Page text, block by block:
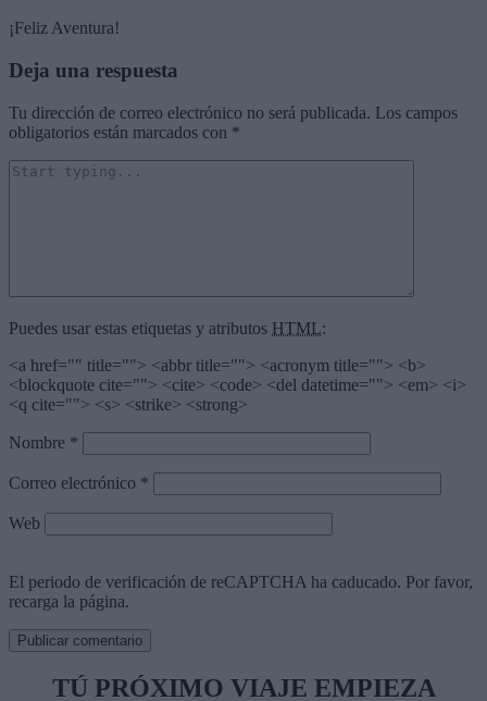
¡Feliz Aventura!
Deja una respuesta
Tu dirección de correo electrónico no será publicada. Los campos
obligatorios están marcados con *
Puedes usar estas etiquetas y atributos HTML:
<a href="" title=""> <abbr title=""> <acronym title=""> <b>
<blockquote cite=""> <cite> <code> <del datetime=""> <em> <i>
<q cite=""> <s> <strike> <strong>
Nombre *
Correo electrónico *
Web
El periodo de verificación de reCAPTCHA ha caducado. Por favor,
recarga la página.
TÚ PRÓXIMO VIAJE EMPIEZA